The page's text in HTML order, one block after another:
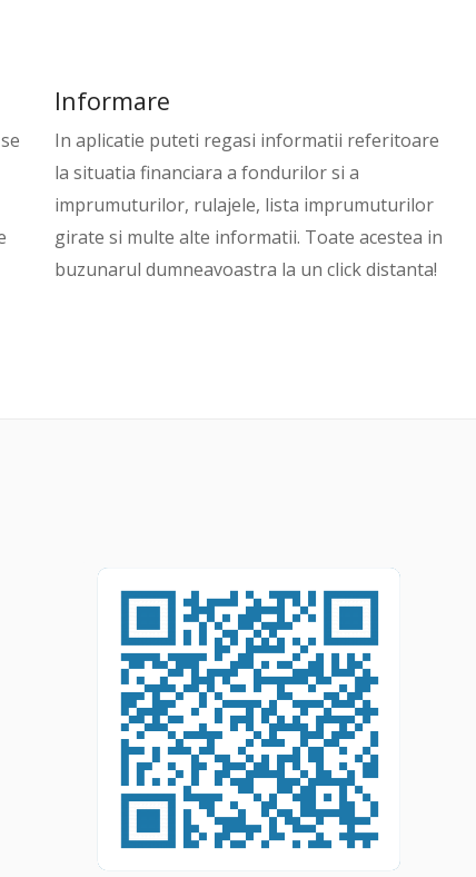
Informare
In aplicatie puteti regasi informatii referitoare
la situatia financiara a fondurilor si a
imprumuturilor, rulajele, lista imprumuturilor
girate si multe alte informatii. Toate acestea in
buzunarul dumneavoastra la un click distanta!